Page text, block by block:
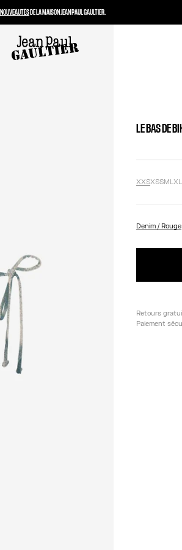
LE BAS DE
XXSXSSMLXL
Denim / Rouge
Retours
Paiement
NOUVEAUTÉSDE LA MAISON JEAN PAUL GAULTIER.